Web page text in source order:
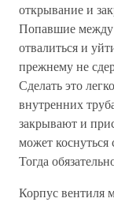
открывание и
Попавшие между
отвалиться и
прежнему не
Сделать это
внутренних
закрывают и
может коснуться
Тогда
Корпус вентиля